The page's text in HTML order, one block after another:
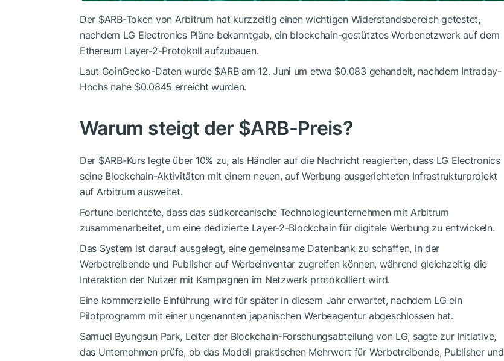
Der $ARB-Token von Arbitrum hat kurzzeitig einen wichtigen Widerstandsbereich getestet,
nachdem LG Electronics Pläne bekanntgab, ein blockchain-gestütztes Werbenetzwerk auf dem
Ethereum Layer-2-Protokoll aufzubauen.
Laut CoinGecko-Daten wurde $ARBam 12. Juni um etwa $0.083 gehandelt, nachdem Intraday-
Hochs nahe $0.0845 erreicht wurden.
Warum steigt der $ARB-Preis?
Der $ARB-Kurs legte über 10% zu, als Händler auf die Nachricht reagierten, dass LG Electronics
seine Blockchain-Aktivitäten mit einem neuen, auf Werbung ausgerichteten Infrastrukturprojekt
auf Arbitrum ausweitet.
Fortune berichtete, dass das südkoreanische Technologieunternehmen mit Arbitrum
zusammenarbeitet, um eine dedizierte Layer-2-Blockchain für digitale Werbung zu entwickeln.
Das System ist darauf ausgelegt, eine gemeinsame Datenbank zu schaffen, in der
Werbetreibende und Publisher auf Werbeinventar zugreifen können, während gleichzeitig die
Interaktion der Nutzer mit Kampagnen im Netzwerk protokolliert wird.
Eine kommerzielle Einführung wird für später in diesem Jahr erwartet, nachdem LG ein
Pilotprogramm mit einer ungenannten japanischen Werbeagentur abgeschlossen hat.
Samuel Byungsun Park, Leiter der Blockchain-Forschungsabteilung von LG, sagte zur Initiative,
das Unternehmen prüfe, ob das Modell praktischen Mehrwert für Werbetreibende, Publisher und